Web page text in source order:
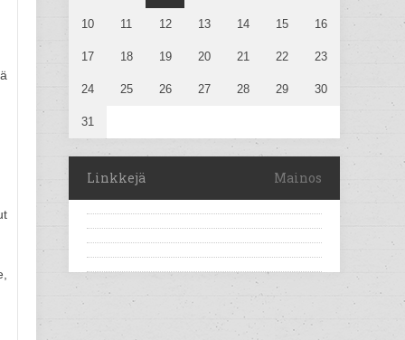
10 11 12 13 14 15 16
17 18 19 20 21 22 23
24 25 26 27 28 29 30
31
Linkkejä Mainos